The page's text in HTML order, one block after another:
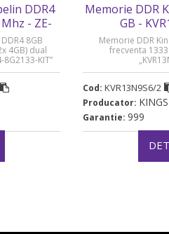
DDR4
- ZE-
KIT 8GB
4GB) dual
KIT”
Memorie DDR
GB -
Memorie DDR
frecventa
Cod: KVR13N9S6/2
Producator:
Garantie: 999